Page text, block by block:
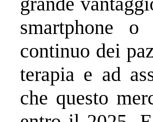
smartphone
continuo dei
terapia e ad
che questo